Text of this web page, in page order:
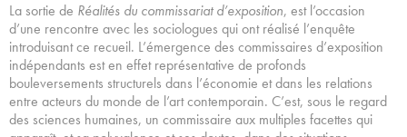
La sortie de Réalités du commissariat d’exposition, est l’occasion
d’une rencontre avec les sociologues qui ont réalisé l’enquête
introduisant ce recueil. L’émergence des commissaires d’exposition
indépendants est en effet représentative de profonds
bouleversements structurels dans l’économie et dans les relations
entre acteurs du monde de l’art contemporain. C’est, sous le regard
des sciences humaines, un commissaire aux multiples facettes qui